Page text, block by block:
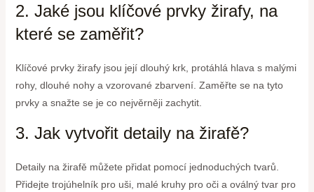
2. Jaké jsou klíčové prvky žirafy, na
které se zaměřit?
Klíčové prvky žirafy jsou její dlouhý krk, protáhlá hlava s malými
rohy, dlouhé nohy a vzorované zbarvení. Zaměřte se na tyto
prvky a snažte se je co nejvěrněji zachytit.
3. Jak vytvořit detaily na žirafě?
Detaily na žirafě můžete přidat pomocí jednoduchých tvarů.
Přidejte trojúhelník pro uši, malé kruhy pro oči a oválný tvar pro